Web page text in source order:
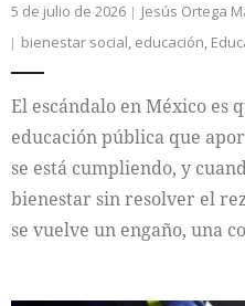
5 de julio de 2026 Jesús Ortega
bienestar social, educación,
El escándalo en México es
educación pública que
se está cumpliendo, y
bienestar sin resolver el
se vuelve un engaño, una